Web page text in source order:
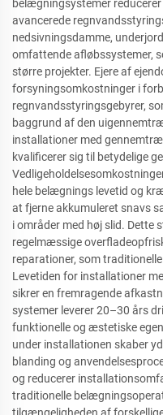
belægningsystemer
avancerede
nedsivningsdamme,
omfattende afløbssystemer,
større projekter. Ejere af
forsyningsomkostninger i
regnvandsstyringsgebyrer,
baggrund af den
installationer med
kvalificerer sig til betydelige
hele belægnings levetid og
at fjerne akkumuleret snavs
i områder med høj slid. Dette
regelmæssige
reparationer, som
Levetiden for installationer
sikrer en fremragende
systemer leverer 20–30 års
funktionelle og æstetiske
under installationen skaber
blanding og
og reducerer
traditionelle